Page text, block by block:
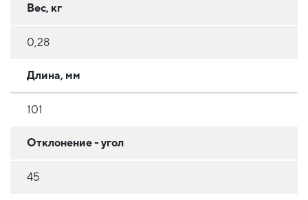
Вес, кг
0,28
Длина, мм
101
Отклонение - угол
45